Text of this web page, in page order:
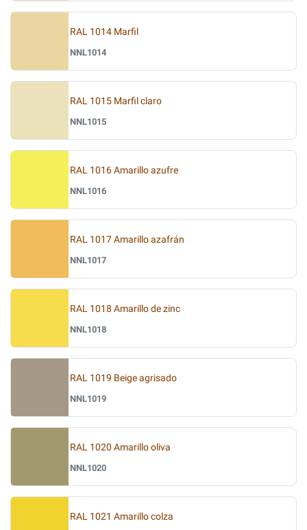
RAL 1014 Marfil
NNL1014
RAL 1015 Marfil claro
NNL1015
RAL 1016 Amarillo azufre
NNL1016
RAL 1017 Amarillo azafrán
NNL1017
RAL 1018 Amarillo de zinc
NNL1018
RAL 1019 Beige agrisado
NNL1019
RAL 1020 Amarillo oliva
NNL1020
RAL 1021 Amarillo colza